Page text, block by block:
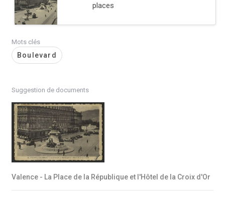
places
Mots clés
Boulevard
Suggestion de documents
Valence - La Place de la République et l'Hôtel de la Croix d'Or